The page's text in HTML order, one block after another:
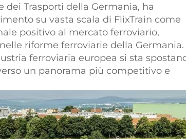
dei Trasporti della Germania, ha
su vasta scala di FlixTrain come
positivo al mercato ferroviario,
riforme ferroviarie della Germania.
ferroviaria europea si sta
un panorama più competitivo e